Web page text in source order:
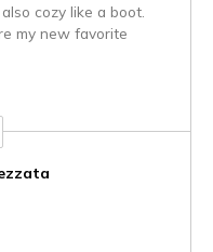
cozy like a boot.
my new favorite